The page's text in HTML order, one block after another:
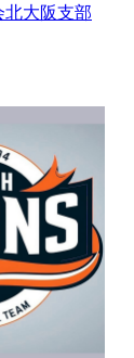
北大阪支部